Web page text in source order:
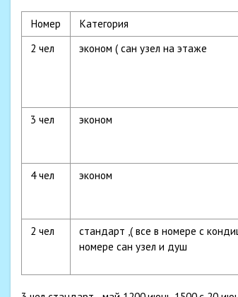
Номер Категория
2 чел
эконом ( сан узел на этаже
3 чел
эконом
4 чел
эконом
2 чел
стандарт ,( все в номере с
номере сан узел и душ